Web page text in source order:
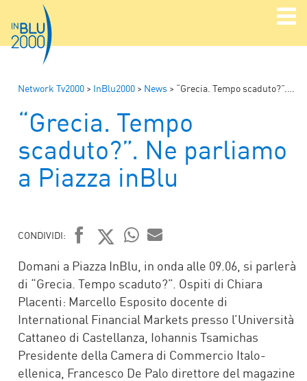
Network Tv2000 > InBlu2000 > News > “Grecia. Tempo scaduto?”. Ne parliamo a Piazza inBlu
“Grecia. Tempo
scaduto?”. Ne parliamo
a Piazza inBlu
CONDIVIDI:
FACEBOOK
TWITTER
WHATSAPP
MAIL
Domani a Piazza InBlu, in onda alle 09.06, si parlerà
di “Grecia. Tempo scaduto?”. Ospiti di Chiara
Placenti: Marcello Esposito docente di
International Financial Markets presso l’Università
Cattaneo di Castellanza, Iohannis Tsamichas
Presidente della Camera di Commercio Italo-
ellenica, Francesco De Palo direttore del magazine